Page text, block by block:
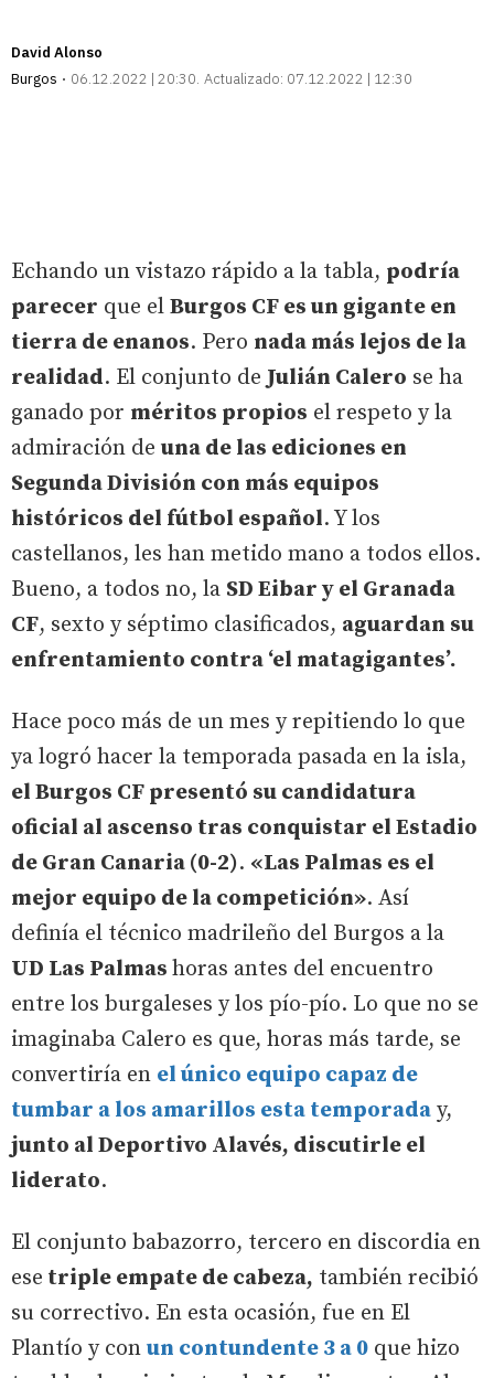
David Alonso
Burgos
06.12.2022 | 20:30 Actualizado: 07.12.2022 | 12:30
Echando un vistazo rápido a la tabla, podría
parecer que el Burgos CF es un gigante en
tierra de enanos. Pero nada más lejos de la
realidad. El conjunto de Julián Calero se ha
ganado por méritos propios el respeto y la
admiración de una de las ediciones en
Segunda División con más equipos
históricos del fútbol español. Y los
castellanos, les han metido mano a todos ellos.
Bueno, a todos no, la SD Eibar y el Granada
CF, sexto y séptimo clasificados, aguardan su
enfrentamiento contra ‘el matagigantes’.
Hace poco más de un mes y repitiendo lo que
ya logró hacer la temporada pasada en la isla,
el Burgos CF presentó su candidatura
oficial al ascenso tras conquistar el Estadio
de Gran Canaria (0-2). «Las Palmas es el
mejor equipo de la competición». Así
definía el técnico madrileño del Burgos a la
UD Las Palmas horas antes del encuentro
entre los burgaleses y los pío-pío. Lo que no se
imaginaba Calero es que, horas más tarde, se
convertiría en el único equipo capaz de
tumbar a los amarillos esta temporada y,
junto al Deportivo Alavés, discutirle el
liderato.
El conjunto babazorro, tercero en discordia en
ese triple empate de cabeza, también recibió
su correctivo. En esta ocasión, fue en El
Plantío y con un contundente 3 a 0 que hizo